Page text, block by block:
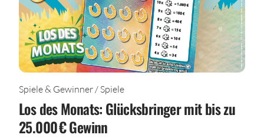
Spiele & Gewinner / Spiele
Los des Monats: Glücksbringer mit bis zu
25.000 € Gewinn